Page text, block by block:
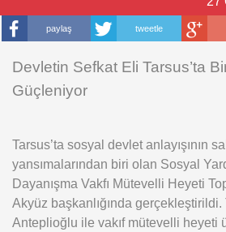
Arşiv
paylaş tweetle
Devletin Sefkat Eli Tarsus’ta
Güçleniyor
Tarsus’ta sosyal devlet anlayışının
yansımalarından biri olan Sosyal
Dayanışma Vakfı Mütevelli Heyeti
Akyüz başkanlığında gerçekleştirildi.
Anteplioğlu ile vakıf mütevelli heyeti